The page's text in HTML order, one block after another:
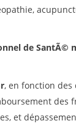
de SantÃ©
, en fonction des
des
et